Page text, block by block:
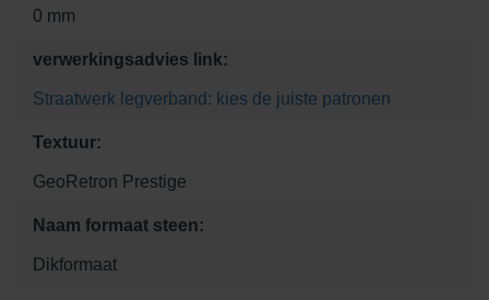
0 mm
verwerkingsadvies link:
Straatwerk legverband: kies de juiste patronen
Textuur:
GeoRetron Prestige
Naam formaat steen:
Dikformaat